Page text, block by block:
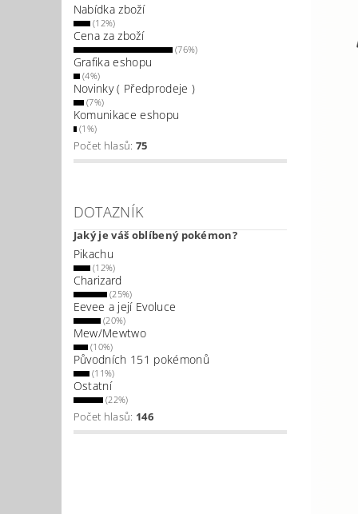
Nabídka zboží
(12%)
Cena za zboží
(76%)
Grafika eshopu
(4%)
Novinky ( Předprodeje )
(7%)
Komunikace eshopu
(1%)
Počet hlasů: 75
DOTAZNÍK
Jaký je váš oblíbený pokémon?
Pikachu
(12%)
Charizard
(25%)
Eevee a její Evoluce
(20%)
Mew/Mewtwo
(10%)
Původních 151 pokémonů
(11%)
Ostatní
(22%)
Počet hlasů: 146